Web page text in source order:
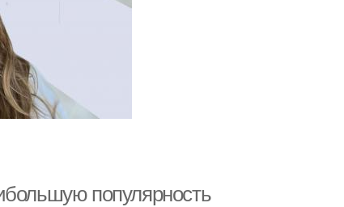
популярность